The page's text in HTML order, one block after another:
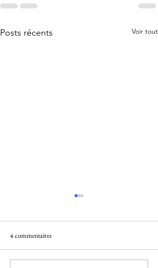
Posts récents Voir tout
4 commentaires